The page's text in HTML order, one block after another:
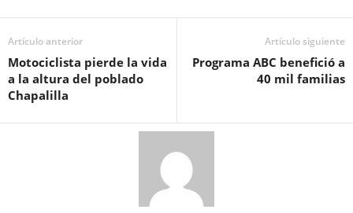
Artículo anterior
Motociclista pierde la vida
a la altura del poblado
Chapalilla
Artículo siguiente
Programa ABC benefició a
40 mil familias